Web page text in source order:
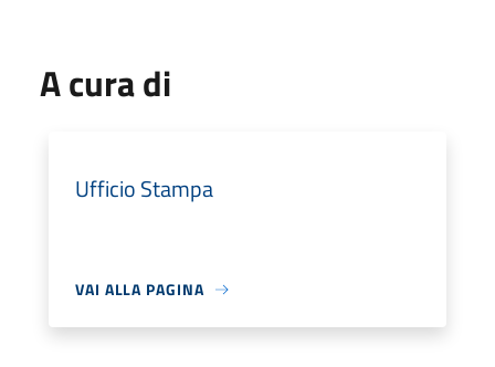
A cura di
Ufficio Stampa
VAI ALLA PAGINA